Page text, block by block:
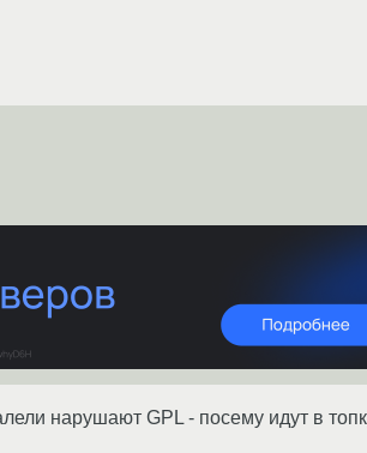
нарушают GPL - посему идут в